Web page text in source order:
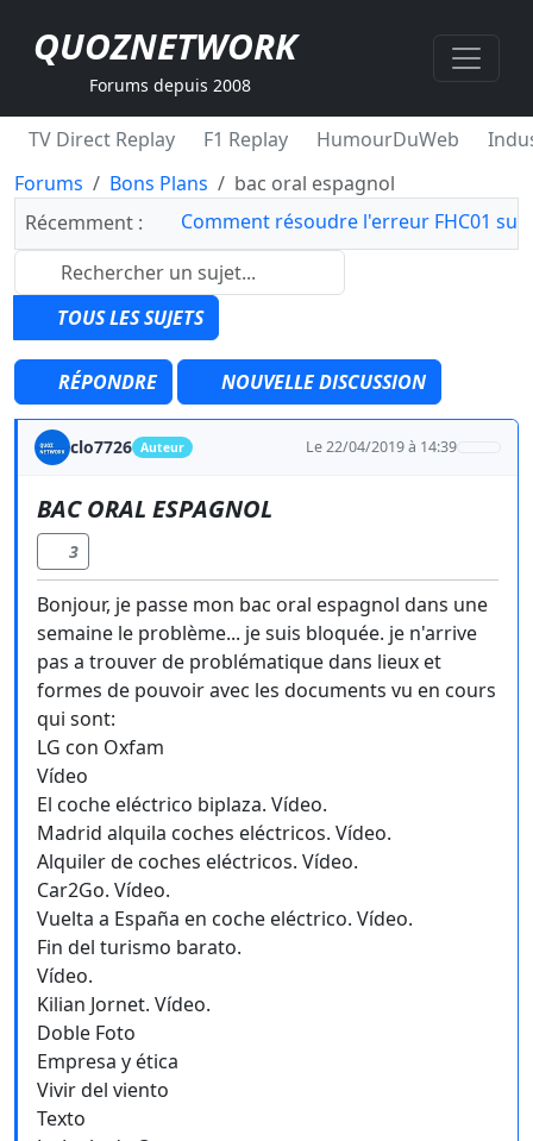
QUOZNETWORK
Forums depuis 2008
TV Direct Replay F1 Replay HumourDuWeb
Forums
Bons Plans
bac oral espagnol
Récemment :
Comment résoudre l'erreur FHC01 sur
TOUS LES SUJETS
RÉPONDRE NOUVELLE DISCUSSION
clo7726 Auteur Le 22/04/2019 à 14:39
BAC ORAL ESPAGNOL
3
Bonjour, je passe mon bac oral espagnol dans une
semaine le problème... je suis bloquée. je n'arrive
pas a trouver de problématique dans lieux et
formes de pouvoir avec les documents vu en cours
qui sont:
LG con Oxfam
Vídeo
El coche eléctrico biplaza. Vídeo.
Madrid alquila coches eléctricos. Vídeo.
Alquiler de coches eléctricos. Vídeo.
Car2Go. Vídeo.
Vuelta a España en coche eléctrico. Vídeo.
Fin del turismo barato.
Vídeo.
Kilian Jornet. Vídeo.
Doble Foto
Empresa y ética
Vivir del viento
Texto